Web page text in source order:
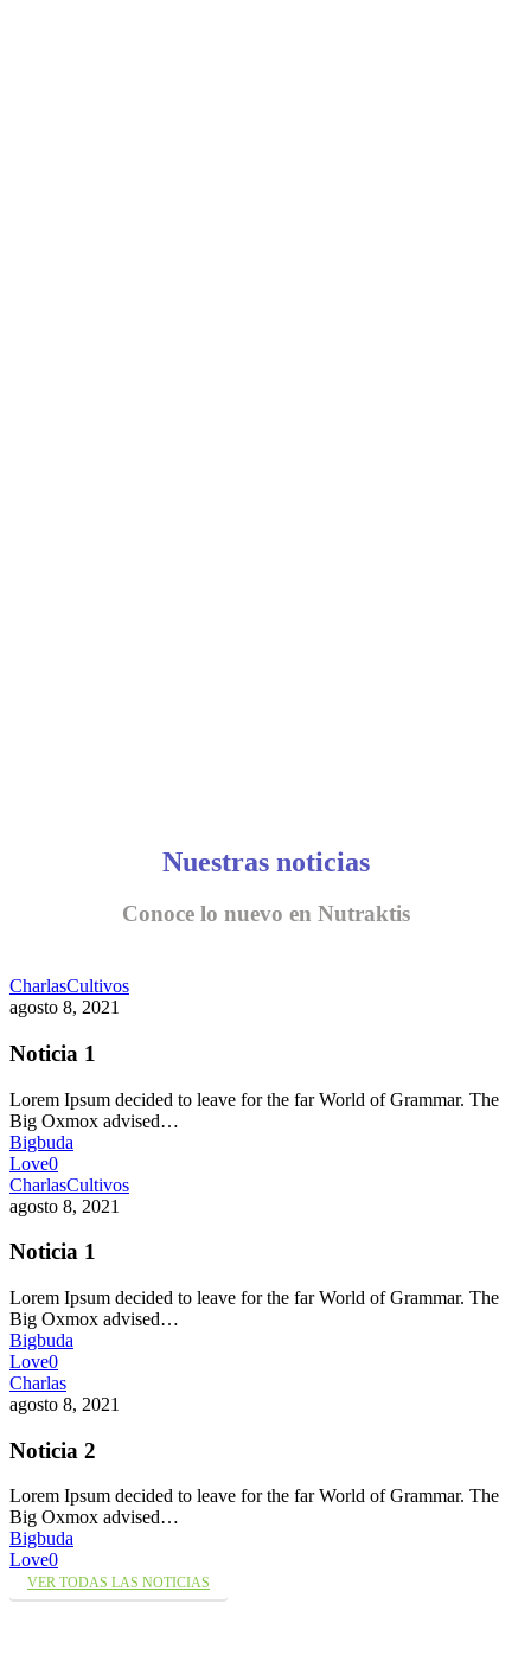
Nuestras noticias
Conoce lo nuevo en Nutraktis
CharlasCultivos
agosto 8, 2021
Noticia 1
Lorem Ipsum decided to leave for the far World of Grammar. The
Big Oxmox advised…
Bigbuda
Love0
CharlasCultivos
agosto 8, 2021
Noticia 1
Lorem Ipsum decided to leave for the far World of Grammar. The
Big Oxmox advised…
Bigbuda
Love0
Charlas
agosto 8, 2021
Noticia 2
Lorem Ipsum decided to leave for the far World of Grammar. The
Big Oxmox advised…
Bigbuda
Love0
VER TODAS LAS NOTICIAS